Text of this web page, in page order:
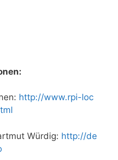
http://​www​.rpi​-loc​
Wür­dig: http://​de​